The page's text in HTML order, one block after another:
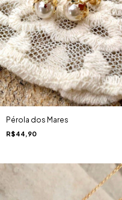
Pérola dos Mares
R$44,90